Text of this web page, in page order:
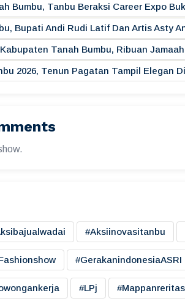
Bumbu, Tanbu Beraksi Career Expo
Bupati Andi Rudi Latif Dan Artis Asty
Tanah Bumbu, Ribuan
2026, Tenun Pagatan Tampil Elegan
#aksiinovasitanbu
#gerakanindonesiaASRI
#LPj